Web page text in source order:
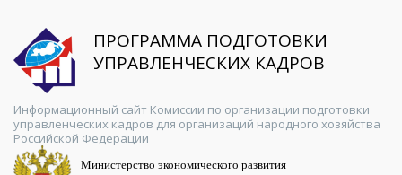
ПРОГРАММА ПОДГОТОВКИ
УПРАВЛЕНЧЕСКИХ КАДРОВ
Информационный сайт Комиссии по организации подготовки
управленческих кадров для организаций народного хозяйства
Российской Федерации
Министерство экономического развития